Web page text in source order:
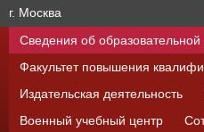
г. Москва
Сведения об образовательной
Факультет повышения
Издательская деятельность
Военный учебный центр